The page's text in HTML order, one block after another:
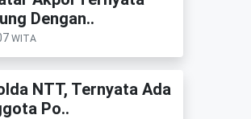
Dengan..
WITA
NTT, Ternyata Ada
Po..